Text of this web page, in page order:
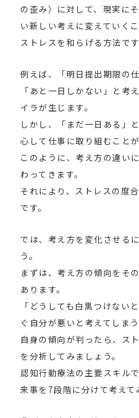
の歪み）に対して、現実に
い新しい考えに変えていく
ストレスを和らげる方法です
例えば、「明日提出期限の
「あと一日しかない」と考
イラが生じます。
しかし、「まだ一日ある」
心して仕事に取り組むことが
このように、考え方の違い
わってきます。
それにより、ストレスの度
です。
では、考え方を変化させる
う。
まずは、考え方の傾向をそ
あります。
「どうしても白黒つけない
ぐ自分が悪いと考えてしまう
自身の傾向が判ったら、ス
を分析してみましょう。
認知行動療法の主要スキル
来事を7段階に分けて考えて